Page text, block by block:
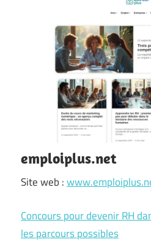
emploiplus.net
Site web :
Concours pour devenir RH
les parcours possibles